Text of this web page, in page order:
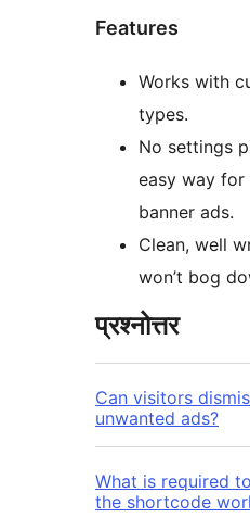
Features
Works with
types.
No settings
easy way
banner ads.
Clean, well
won’t bog
प्रश्नोत्तर
Can visitors
unwanted ads?
What is required
the shortcode